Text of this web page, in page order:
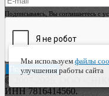
Подписываясь, Вы соглашаетесь с
© 2007-2026, ООО
ИНН 7816414560.
Мы используем файлы
улучшения работы сайта